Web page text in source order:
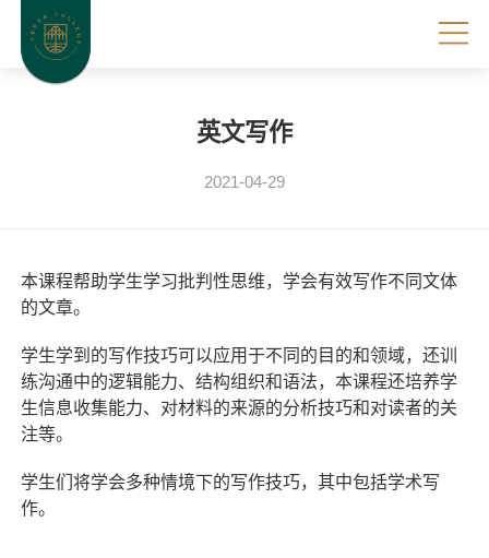
英文写作
2021-04-29
本课程帮助学生学习批判性思维，学会有效写作不同文体
的文章。
学生学到的写作技巧可以应用于不同的目的和领域，还训
练沟通中的逻辑能力、结构组织和语法，本课程还培养学
生信息收集能力、对材料的来源的分析技巧和对读者的关
注等。
学生们将学会多种情境下的写作技巧，其中包括学术写
作。